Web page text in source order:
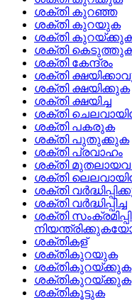
ശക്തി കുറഞ്ഞ
ശക്തി കുറയുക
ശക്തി
ശക്തി
ശക്തി കേന്ദ്രം
ശക്തി
ശക്തി ക്ഷയിക്കുക
ശക്തി ക്ഷയിച്ച
ശക്തി
ശക്തി പകരുക
ശക്തി പുതുക്കുക
ശക്തി പ്രവാഹം
ശക്തി മുതലായവ
ശക്തി
ശക്തി
ശക്തി വര്‍ദ്ധിപ്പിച്ച
ശക്തി
ശക്തികള്
ശക്തികുറയുക
ശക്തികുറയ്‌ക്കുക
ശക്തികുറയ്ക്കുക
ശക്തികൂട്ടുക